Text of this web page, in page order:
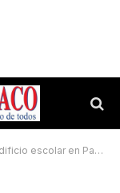
en Pampa del Indio